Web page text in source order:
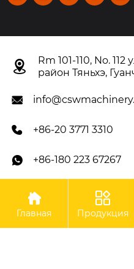

Rm 101-110, No.
район Тяньхэ,

 +86-20 3771 3310
 +86-180 223 67267
Авторское право©OOO
Limited

Главная

Продукция